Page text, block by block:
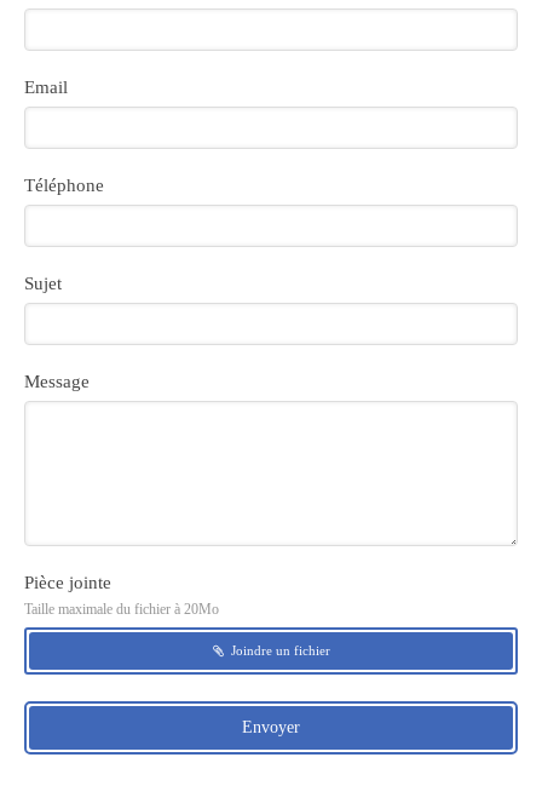
Email
Téléphone
Sujet
Message
Pièce jointe
Taille maximale du fichier à 20Mo
Joindre un fichier
Envoyer